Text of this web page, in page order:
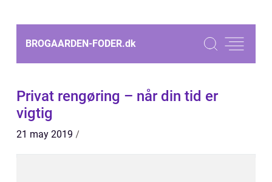
BROGAARDEN-FODER.dk
Privat rengøring – når din tid er
vigtig
21 may 2019